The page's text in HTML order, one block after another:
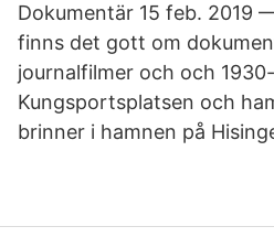
Dokumentär 15 feb. 2019
finns det gott om
journalfilmer och och
Kungsportsplatsen och
brinner i hamnen på